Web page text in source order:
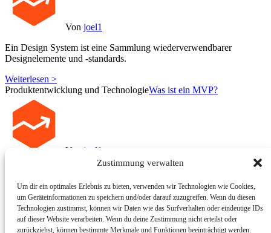
Zustimmung verwalten
Um dir ein optimales Erlebnis zu bieten, verwenden wir Technologien wie Cookies,
um Geräteinformationen zu speichern und/oder darauf zuzugreifen. Wenn du diesen
Technologien zustimmst, können wir Daten wie das Surfverhalten oder eindeutige IDs
auf dieser Website verarbeiten. Wenn du deine Zustimmung nicht erteilst oder
zurückziehst, können bestimmte Merkmale und Funktionen beeinträchtigt werden.
Von joel1
Ein Design System ist eine Sammlung wiederverwendbarer
Designelemente und -standards.
Weiterlesen >
Produktentwicklung und TechnologieWas ist ein MVP?
Von joel1
Ein MVP (Minimum Viable Product) ist die einfachste Version eines
Produkts, die getestet werden kann.
Weiterlesen >
Produktentwicklung und TechnologieWas ist Workflow
Automation?